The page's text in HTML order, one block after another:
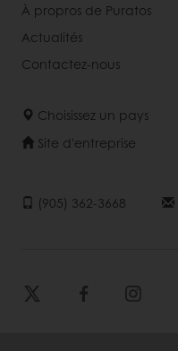
À propros de Puratos
Actualités
Contactez-nous
Choisissez un pays
Site d'entreprise
(905) 362-3668